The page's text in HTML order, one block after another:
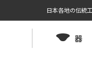
日本各地の伝統
器